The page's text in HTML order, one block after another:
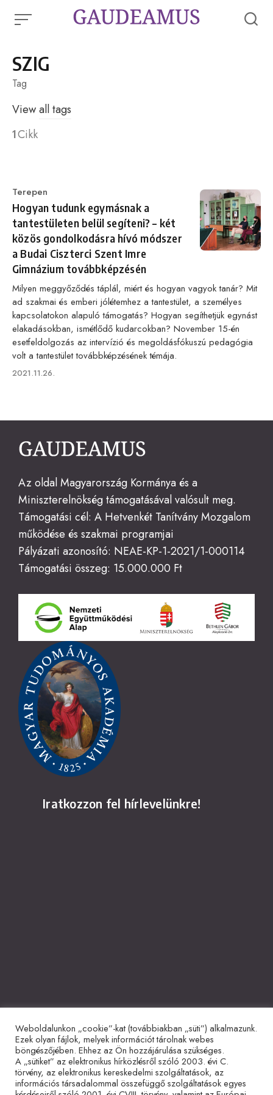
SZIG
Tag
Viewall tags
1Cikk
Category
Terepen
Hogyan tudunk egymásnak a
tantestületen belül segíteni? – két
közös gondolkodásra hívó módszer
a Budai Ciszterci Szent Imre
Gimnázium továbbképzésén
Milyen meggyőződés táplál, miért és hogyan vagyok tanár? Mit
ad szakmai és emberi jólétemhez a tantestület, a személyes
kapcsolatokon alapuló támogatás? Hogyan segíthetjük egynást
elakadásokban, ismétlődő kudarcokban? November 15-én
esetfeldolgozás az intervízió és megoldásfókuszú pedagógia
volt a tantestület továbbképzésének témája.
Published
2021.11.26.
Az oldal Magyarország Kormánya és a
Miniszterelnökség támogatásával valósult meg.
Támogatási cél: A Hetvenkét Tanítvány Mozgalom
működése és szakmai programjai
Pályázati azonosító: NEAE-KP-1-2021/1-000114
Támogatási összeg: 15.000.000 Ft
Iratkozzon fel hírlevelünkre!
Együttműködő partnerek
Weboldalunkon „cookie”-kat (továbbiakban „süti”) alkalmazunk.
Ezek olyan fájlok, melyek információt tárolnak webes
böngészőjében. Ehhez az Ön hozzájárulása szükséges.
A „sütiket” az elektronikus hírközlésről szóló 2003. évi C.
törvény, az elektronikus kereskedelmi szolgáltatások, az
információs társadalommal összefüggő szolgáltatások egyes